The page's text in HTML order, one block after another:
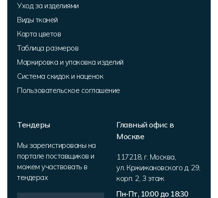
Уход за изделиями
Виды тканей
Карта цветов
Таблица размеров
Маркировка и упаковка изделий
Система скидок и наценок
Пользовательское соглашение
Тендеры
Мы зарегистированы на
портале поставщиков и
можем участвовать в
тендерах
Главный офис в
Москве
117218, г. Москва
ул. Кржижановского д. 29,
корп. 2 3 этаж
Пн-Пт, 10:00 до 18:30